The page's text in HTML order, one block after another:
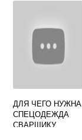
ДЛЯ ЧЕГО НУЖНА
СПЕЦОДЕЖДА
СВАРЩИКУ